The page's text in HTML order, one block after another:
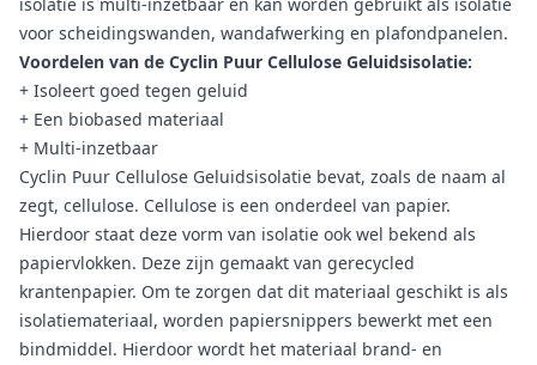
voor scheidingswanden, wandafwerking en plafondpanelen.
Voordelen van de Cyclin Puur Cellulose Geluidsisolatie:
+ Isoleert goed tegen geluid
+ Een biobased materiaal
+ Multi-inzetbaar
Cyclin Puur Cellulose Geluidsisolatie bevat, zoals de naam al
zegt, cellulose. Cellulose is een onderdeel van papier.
Hierdoor staat deze vorm van isolatie ook wel bekend als
papiervlokken. Deze zijn gemaakt van gerecycled
krantenpapier. Om te zorgen dat dit materiaal geschikt is als
isolatiemateriaal, worden papiersnippers bewerkt met een
bindmiddel. Hierdoor wordt het materiaal brand- en